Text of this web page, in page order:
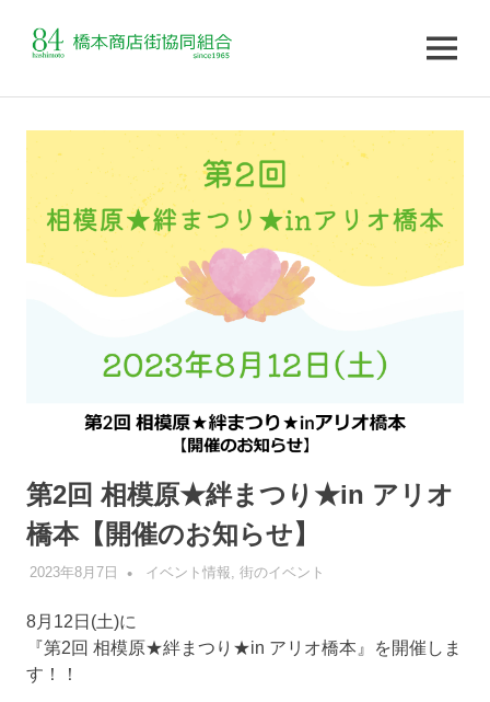
MENU
第2回 相模原★絆まつり★in アリオ
橋本【開催のお知らせ】
2023年8月7日 管理者
イベント情報 街のイベント
8月12日(土)に
『第2回 相模原★絆まつり★in アリオ橋本』を開催しま
す！！